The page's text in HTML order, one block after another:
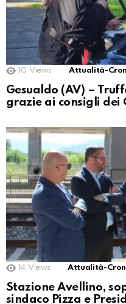
10 Views Attualità-
Gesualdo (AV) –
grazie ai consigli dei
14 Views Attualità-
Stazione Avellino,
sindaco Pizza e